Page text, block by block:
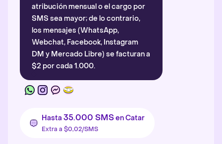
atribución mensual o el cargo por
SMS sea mayor; de lo contrario,
los mensajes (WhatsApp,
Webchat, Facebook, Instagram
DM y Mercado Libre) se facturan a
$2 por cada 1.000.
Hasta 35.000 SMSen Catar
Extra a $0,02/SMS